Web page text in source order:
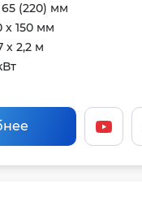
(220) мм
х 150 мм
х 2,2 м